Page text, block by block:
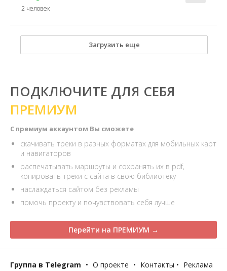
2 человек
Загрузить еще
ПОДКЛЮЧИТЕ ДЛЯ СЕБЯ
ПРЕМИУМ
С премиум аккаунтом Вы сможете
скачивать треки в разных форматах для мобильных карт
и навигаторов
распечатывать маршруты и сохранять их в pdf,
копировать треки с сайта в свою библиотеку
наслаждаться сайтом без рекламы
помочь проекту и почувствовать себя лучше
Перейти на ПРЕМИУМ →
Группа в Telegram • О проекте • Контакты • Реклама